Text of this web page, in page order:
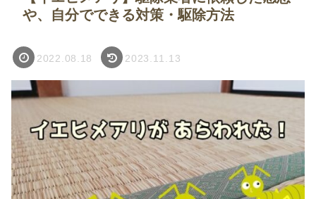
や、自分でできる対策・駆除方法
2022.08.18 2023.11.13